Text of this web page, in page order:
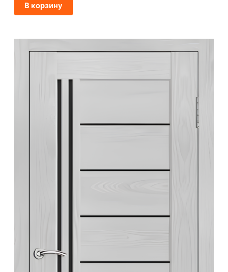
В корзину